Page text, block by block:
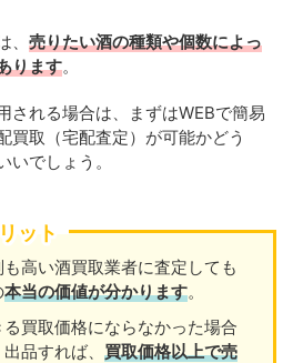
売りたい酒の種類や個数によっ
ります。
される場合は、まずはWEBで簡易
買取（宅配査定）が可能かどう
でしょう。
ット
高い酒買取業者に査定しても
本当の価値が分かります。
買取価格にならなかった場合
品すれば、 買取価格以上で売